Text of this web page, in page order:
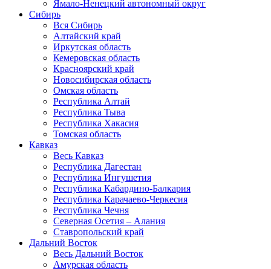
Ямало-Ненецкий автономный округ
Сибирь
Вся Сибирь
Алтайский край
Иркутская область
Кемеровская область
Красноярский край
Новосибирская область
Омская область
Республика Алтай
Республика Тыва
Республика Хакасия
Томская область
Кавказ
Весь Кавказ
Республика Дагестан
Республика Ингушетия
Республика Кабардино-Балкария
Республика Карачаево-Черкесия
Республика Чечня
Северная Осетия – Алания
Ставропольский край
Дальний Восток
Весь Дальний Восток
Амурская область